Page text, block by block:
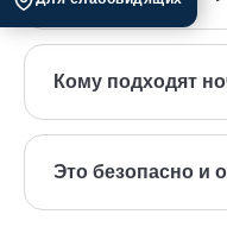
Это метод
видит чётко без очков
Кому подходят
Ортокератология
Это безопасно и